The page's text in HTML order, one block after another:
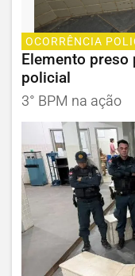
OCORRÊNCIA
Elemento
policial
3° BPM na ação